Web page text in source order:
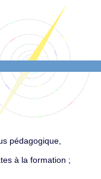
pédagogique,
à la formation ;